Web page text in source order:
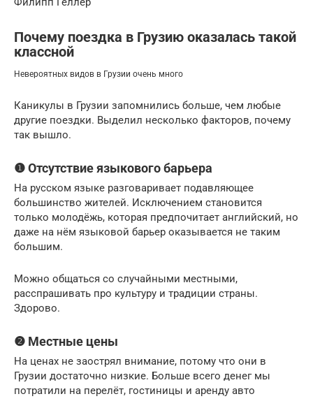
Почему поездка в Грузию оказалась такой
классной
Невероятных видов в Грузии очень много
Каникулы в Грузии запомнились больше, чем любые
другие поездки. Выделил несколько факторов, почему
так вышло.
❶ Отсутствие языкового барьера
На русском языке разговаривает подавляющее
большинство жителей. Исключением становится
только молодёжь, которая предпочитает английский, но
даже на нём языковой барьер оказывается не таким
большим.
Можно общаться со случайными местными,
расспрашивать про культуру и традиции страны.
Здорово.
❷ Местные цены
На ценах не заострял внимание, потому что они в
Грузии достаточно низкие. Больше всего денег мы
потратили на перелёт, гостиницы и аренду авто